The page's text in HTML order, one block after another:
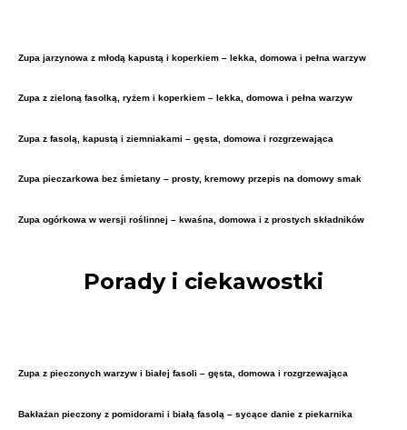
Zupa jarzynowa z młodą kapustą i koperkiem – lekka, domowa i pełna warzyw
Zupa z zieloną fasolką, ryżem i koperkiem – lekka, domowa i pełna warzyw
Zupa z fasolą, kapustą i ziemniakami – gęsta, domowa i rozgrzewająca
Zupa pieczarkowa bez śmietany – prosty, kremowy przepis na domowy smak
Zupa ogórkowa w wersji roślinnej – kwaśna, domowa i z prostych składników
Porady i ciekawostki
Zupa z pieczonych warzyw i białej fasoli – gęsta, domowa i rozgrzewająca
Bakłażan pieczony z pomidorami i białą fasolą – sycące danie z piekarnika